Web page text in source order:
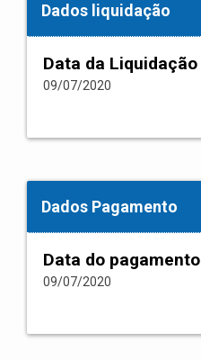
Dados liquidação
Data da Liquidação
09/07/2020
Dados Pagamento
Data do pagamento
09/07/2020